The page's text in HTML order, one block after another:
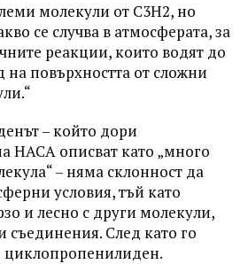
молекули от C3H2, но
се случва в атмосферата, за
реакции, които водят до
на повърхността от сложни
– който дори
НАСА описват като „много
– няма склонност да
условия, тъй като
и лесно с други молекули,
съединения. След като го
циклопропенилиден.